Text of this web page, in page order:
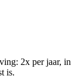
2x per jaar, in
is.